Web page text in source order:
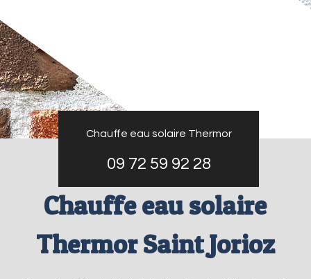
Chauffe eau solaire Thermor
09 72 59 92 28
Chauffe eau solaire
Thermor Saint Jorioz